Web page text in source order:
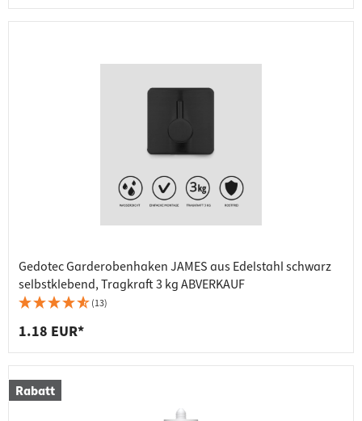
Gedotec Garderobenhaken JAMES aus Edelstahl schwarz
selbstklebend, Tragkraft 3 kg ABVERKAUF
(13)
1.18 EUR*
Rabatt